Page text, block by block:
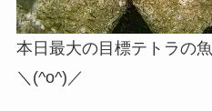
本日最大の目標テトラの
＼(^o^)／